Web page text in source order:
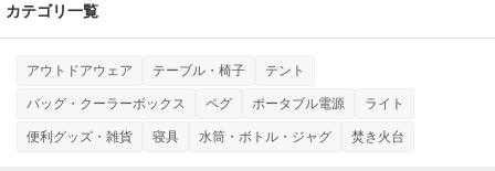
カテゴリ一覧
アウトドアウェア テーブル・椅子 テント
バッグ・クーラーボックス ペグ ポータブル電源 ライト
便利グッズ・雑貨 寝具 水筒・ボトル・ジャグ 焚き火台